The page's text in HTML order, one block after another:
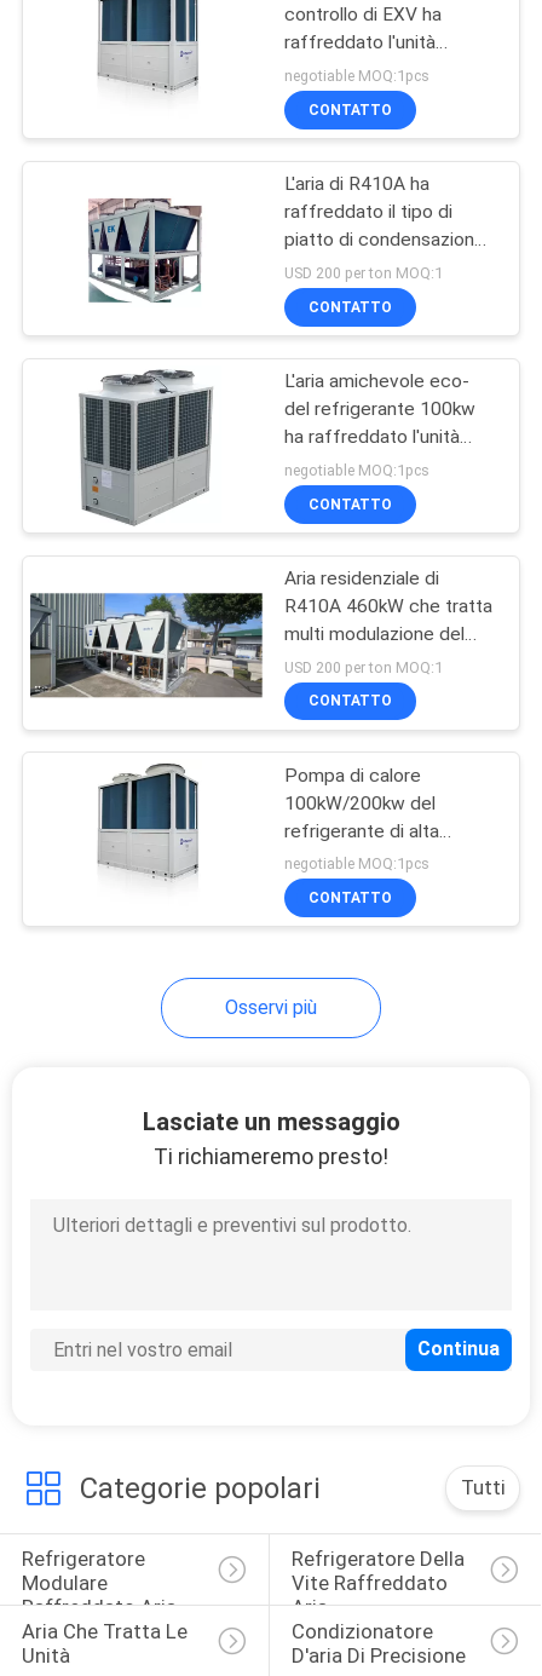
MAPPA
PRIVACY
POLICY
controllo di EXV ha
raffreddato l'unità
500kW - 800kW del
pacchetto della pompa
di calore
negotiable MOQ:1pcs
CONTATTO
L'aria di R410A ha
raffreddato il tipo di
piatto di condensazione
dell'unità 90KW 95KW
100KW scambiatore di
calore
USD 200 per ton MOQ:1
CONTATTO
L'aria amichevole eco-
del refrigerante 100kw
ha raffreddato l'unità
della pompa di calore per
residenziale
negotiable MOQ:1pcs
CONTATTO
Aria residenziale di
R410A 460kW che tratta
multi modulazione del
grado dell'unità
USD 200 per ton MOQ:1
CONTATTO
Pompa di calore
100kW/200kw del
refrigerante di alta
efficienza R410A fuori
dell'unità 380V - 415V
negotiable MOQ:1pcs
CONTATTO
Osservi più
Lasciate un messaggio
Ti richiameremo presto!
Categorie popolari Tutti
Refrigeratore
Modulare
Raffreddato Aria
Refrigeratore Della
Vite Raffreddato
Aria
Aria Che Tratta Le
Unità
Condizionatore
D'aria Di Precisione